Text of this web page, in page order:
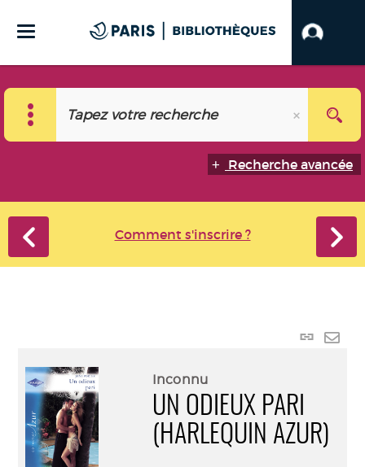
Recherche avancée
Comment s'inscrire ?
Lien
Inconnu
UN ODIEUX PARI
(HARLEQUIN AZUR)